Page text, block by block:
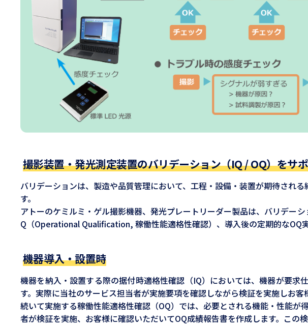
撮影装置・発光測定装置のバリデーション（IQ / OQ）をサ
バリデーションは、製造や品質管理において、工程・設備・装置が期待され
す。
アトーのケミルミ・ゲル撮影機器、発光プレートリーダー製品は、バリデ
Q（Operational Qualification, 稼働性能適格性確認）、導入後の定期的なOQ
機器導入・設置時
機器を納入・設置する際の据付時適格性確認（IQ）においては、機器が要
す。実際に当社のサービス担当者が実施要項を確認しながら検証を実施しお客
続いて実施する稼働性能適格性確認（OQ）では、必要とされる機能・性能
者が検証を実施、お客様に確認いただいてOQ成績報告書を作成します。この